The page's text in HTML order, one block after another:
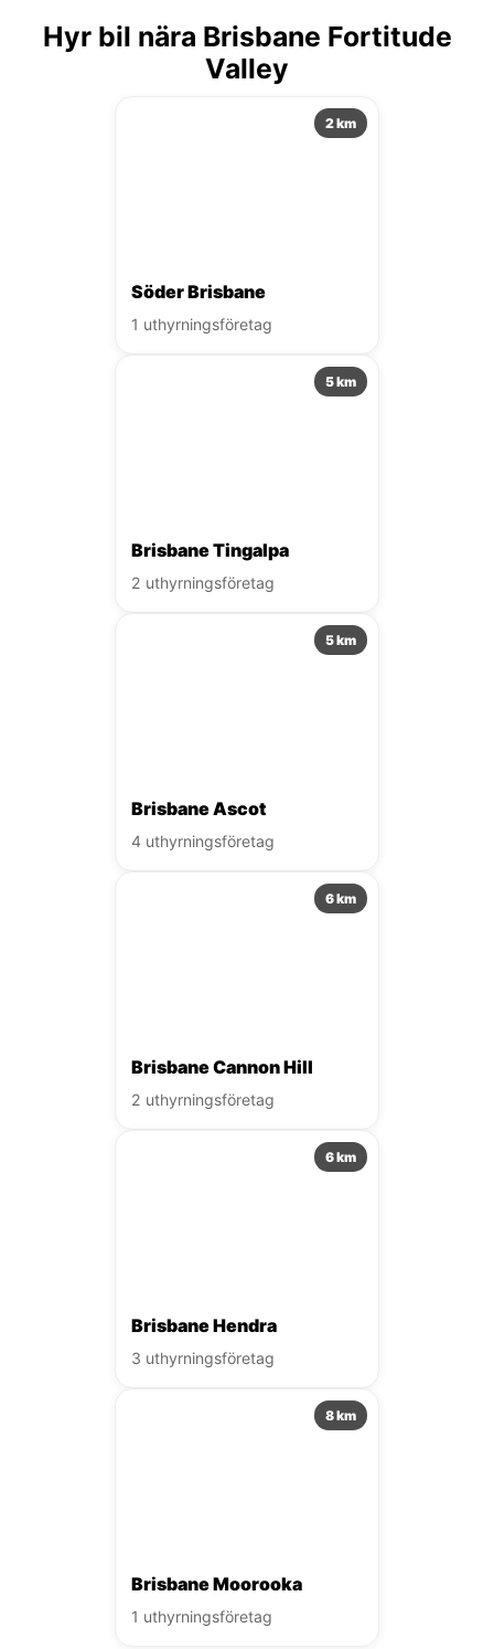
Hyr bil nära Brisbane Fortitude
Valley
2 km
Söder Brisbane
1 uthyrningsföretag
5 km
Brisbane Tingalpa
2 uthyrningsföretag
5 km
Brisbane Ascot
4 uthyrningsföretag
6 km
Brisbane Cannon Hill
2 uthyrningsföretag
6 km
Brisbane Hendra
3 uthyrningsföretag
8 km
Brisbane Moorooka
1 uthyrningsföretag